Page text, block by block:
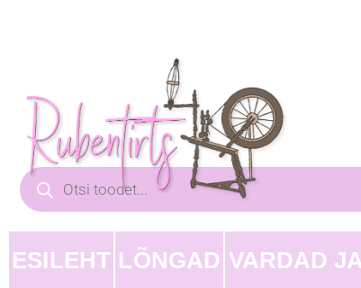
ESILEHT LÕNGAD VARDAD